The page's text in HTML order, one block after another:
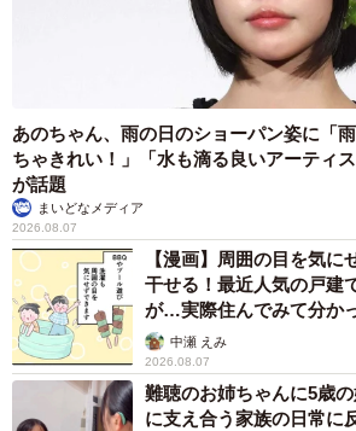
あのちゃん、雨の日のショーパン姿に「
ちゃきれい！」「水も滴る良いアーティ
が話題
まいどなメディア
2026.08.07
【漫画】周囲の目を気に
干せる！最近人気の戸
が…実際住んでみて分か
中瀬 えみ
2026.08.07
難聴のお姉ちゃんに5歳
に支え合う家族の日常に